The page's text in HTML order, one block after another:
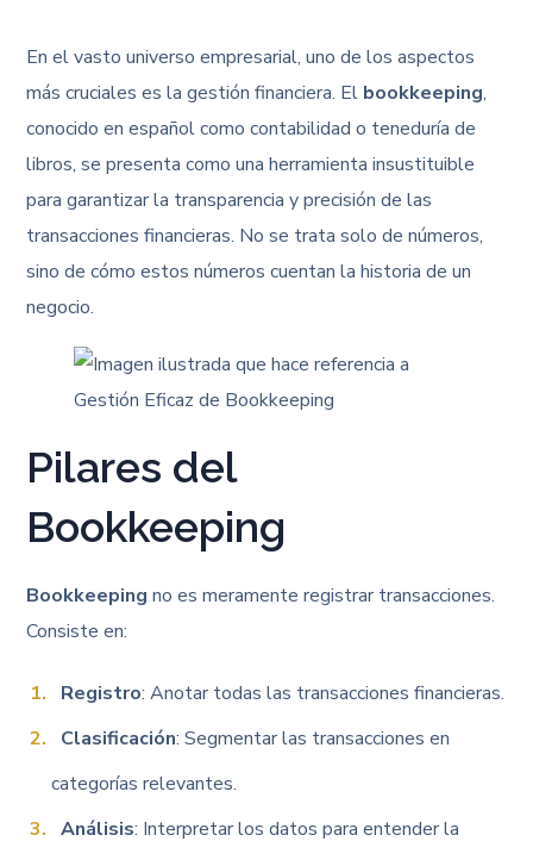
En el vasto universo empresarial, uno de los aspectos
más cruciales es la gestión financiera. El bookkeeping,
conocido en español como contabilidad o teneduría de
libros, se presenta como una herramienta insustituible
para garantizar la transparencia y precisión de las
transacciones financieras. No se trata solo de números,
sino de cómo estos números cuentan la historia de un
negocio.
Pilares del
Bookkeeping
Bookkeeping no es meramente registrar transacciones.
Consiste en:
Registro: Anotar todas las transacciones financieras.
Clasificación: Segmentar las transacciones en
categorías relevantes.
Análisis: Interpretar los datos para entender la